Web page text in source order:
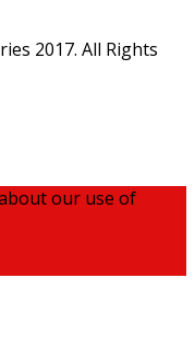
2017. All Rights
our use of